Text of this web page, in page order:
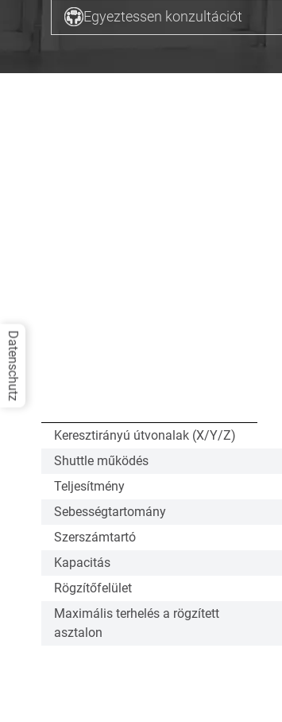
Egyeztessen konzultációt
Keresztirányú útvonalak (X/Y/Z)
Shuttle működés
Teljesítmény
Sebességtartomány
Szerszámtartó
Kapacitás
Rögzítőfelület
Maximális terhelés a rögzített
asztalon
Datenschutz